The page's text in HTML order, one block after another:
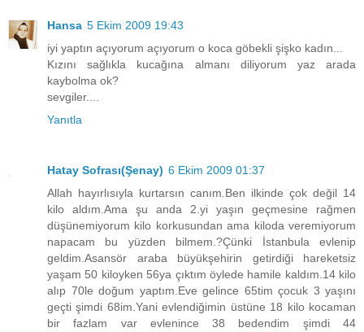
Hansa 5 Ekim 2009 19:43
iyi yaptın açıyorum açıyorum o koca göbekli şişko kadın...
Kızını sağlıkla kucağına almanı diliyorum yaz arada
kaybolma ok?
sevgiler....
Yanıtla
Hatay Sofrası(Şenay) 6 Ekim 2009 01:37
Allah hayırlısıyla kurtarsın canım.Ben ilkinde çok değil 14
kilo aldım.Ama şu anda 2.yi yaşın geçmesine rağmen
düşünemiyorum kilo korkusundan ama kiloda veremiyorum
napacam bu yüzden bilmem.?Çünki İstanbula evlenip
geldim.Asansör araba büyükşehirin getirdiği hareketsiz
yaşam 50 kiloyken 56ya çıktım öylede hamile kaldım.14 kilo
alıp 70le doğum yaptım.Eve gelince 65tim çocuk 3 yaşını
geçti şimdi 68im.Yani evlendiğimin üstüne 18 kilo kocaman
bir fazlam var evlenince 38 bedendim şimdi 44